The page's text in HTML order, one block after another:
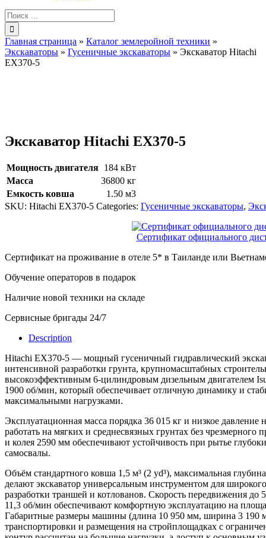
Результат
поиска:
Главная страница » Каталог землеройной техники »
Экскаваторы » Гусеничные экскаваторы » Экскаватор Hitachi
EX370-5
Экскаватор Hitachi EX370-5
Мощность двигателя 184 кВт
Масса
36800 кг
Емкость ковша
1.50 м3
SKU: Hitachi EX370-5 Categories: Гусеничные экскаваторы,
Сертификат официального
Сертификат на проживание в отеле 5* в Таиланде или
Обучение операторов в подарок
Наличие новой техники на складе
Сервисные бригады 24/7
Description
Hitachi EX370-5 — мощный гусеничный гидравлический
интенсивной разработки грунта, крупномасштабных
высокоэффективным 6-цилиндровым дизельным двигателем
1900 об/мин, который обеспечивает отличную динамику и
максимальными нагрузками.
Эксплуатационная масса порядка 36 015 кг и низкое
работать на мягких и среднесвязных грунтах без
и колея 2590 мм обеспечивают устойчивость при рытье
самосвалы.
Объём стандартного ковша 1,5 м³ (2 yd³), максимальная
делают экскаватор универсальным инструментом для
разработки траншей и котлованов. Скорость передвижения
11,3 об/мин обеспечивают комфортную эксплуатацию на
Габаритные размеры машины (длина 10 950 мм, ширина 3 190
транспортировки и размещения на стройплощадках с